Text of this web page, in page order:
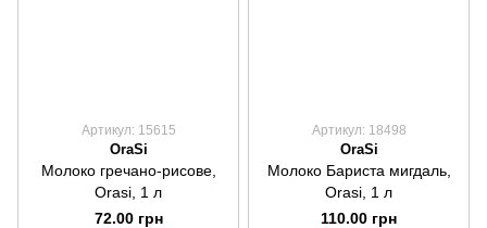
Артикул: 15615
OraSi
Молоко гречано-рисове,
Orasi, 1 л
72.00 грн
Артикул: 18498
OraSi
Молоко Бариста мигдаль,
Orasi, 1 л
110.00 грн